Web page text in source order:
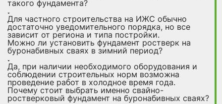
такого фундамента?
Для частного строительства на ИЖС обычно
достаточно уведомительного порядка, но все
зависит от региона и типа постройки.
Можно ли установить фундамент ростверк на
буронабивных сваях в зимний период?
Да, при наличии необходимого оборудования и
соблюдении строительных норм возможна
проведение работ в холодное время года.
Почему стоит выбрать именно свайно-
ростверковый фундамент на буронабивных сваях?